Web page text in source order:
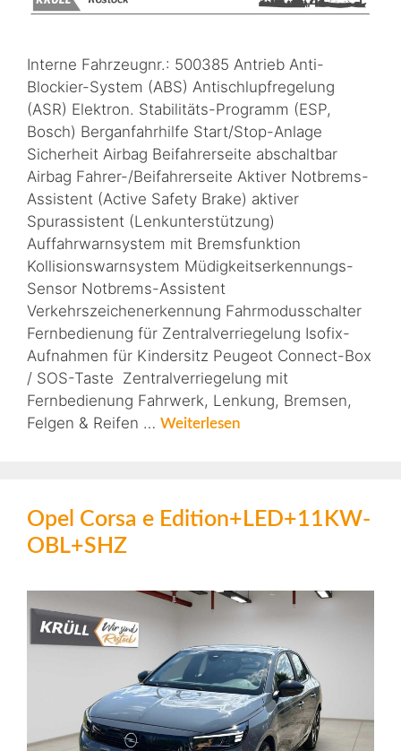
Interne Fahrzeugnr.: 500385 Antrieb Anti-
Blockier-System (ABS) Antischlupfregelung
(ASR) Elektron. Stabilitäts-Programm (ESP,
Bosch) Berganfahrhilfe Start/Stop-Anlage
Sicherheit Airbag Beifahrerseite abschaltbar
Airbag Fahrer-/Beifahrerseite Aktiver Notbrems-
Assistent (Active Safety Brake) aktiver
Spurassistent (Lenkunterstützung)
Auffahrwarnsystem mit Bremsfunktion
Kollisionswarnsystem Müdigkeitserkennungs-
Sensor Notbrems-Assistent
Verkehrszeichenerkennung Fahrmodusschalter
Fernbedienung für Zentralverriegelung Isofix-
Aufnahmen für Kindersitz Peugeot Connect-Box
/ SOS-Taste Zentralverriegelung mit
Fernbedienung Fahrwerk, Lenkung, Bremsen,
Felgen & Reifen … Weiterlesen
Opel Corsa e Edition+LED+11KW-
OBL+SHZ